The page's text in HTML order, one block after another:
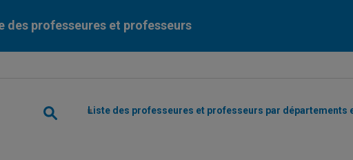
des professeures et professeurs
Liste des professeures et professeurs par départements